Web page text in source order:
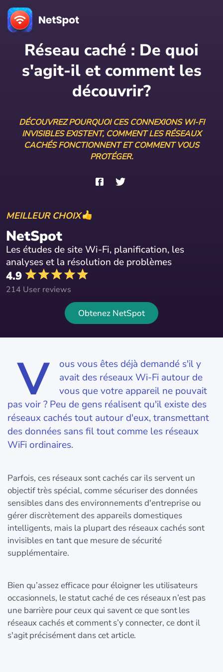
Réseau caché : De quoi
s'agit-il et comment les
découvrir?
DÉCOUVREZ POURQUOI CES CONNEXIONS WI-FI
INVISIBLES EXISTENT, COMMENT LES RÉSEAUX
CACHÉS FONCTIONNENT ET COMMENT VOUS
PROTÉGER.
MEILLEUR CHOIX
NetSpot
Les études de site Wi-Fi, planification, les
analyses et la résolution de problèmes
4.9
214 User reviews
Obtenez NetSpot
V
ous vous êtes déjà demandé s'il y
avait des réseaux Wi-Fi autour de
vous que votre appareil ne pouvait
pas voir ? Peu de gens réalisent qu'il existe des
réseaux cachés tout autour d'eux, transmettant
des données sans fil tout comme les réseaux
WiFi ordinaires.
Parfois, ces réseaux sont cachés car ils servent un
objectif très spécial, comme sécuriser des données
sensibles dans des environnements d'entreprise ou
gérer discrètement des appareils domestiques
intelligents, mais la plupart des réseaux cachés sont
invisibles en tant que mesure de sécurité
supplémentaire.
Bien qu’assez efficace pour éloigner les utilisateurs
occasionnels, le statut caché de ces réseaux n’est pas
une barrière pour ceux qui savent ce que sont les
réseaux cachés et comment s’y connecter, ce dont il
s'agit précisément dans cet article.